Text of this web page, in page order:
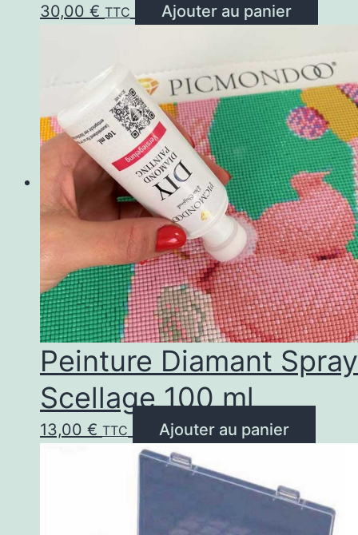
30,00 € TTC Ajouter au panier
Peinture Diamant Spray
Scellage 100 ml
13,00 € TTC Ajouter au panier